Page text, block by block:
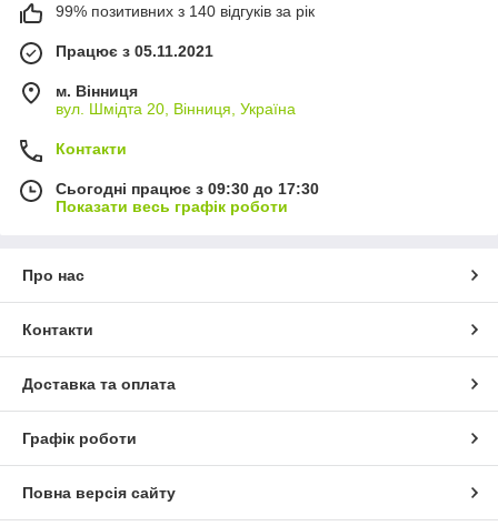
99% позитивних з 140 відгуків за рік
Працює з 05.11.2021
м. Вінниця
вул. Шмідта 20, Вінниця, Україна
Контакти
Сьогодні працює з 09:30 до 17:30
Показати весь графік роботи
Про нас
Контакти
Доставка та оплата
Графік роботи
Повна версія сайту